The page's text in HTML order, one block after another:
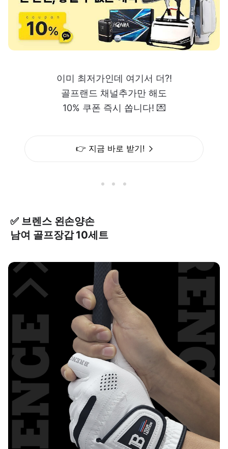
이미 최저가인데 여기서 더?!
골프랜드 채널추가만 해도
10% 쿠폰 즉시 쏩니다! 💌
👉 지금 바로 받기!
✅ 브렌스 왼손양손
남여 골프장갑 10세트